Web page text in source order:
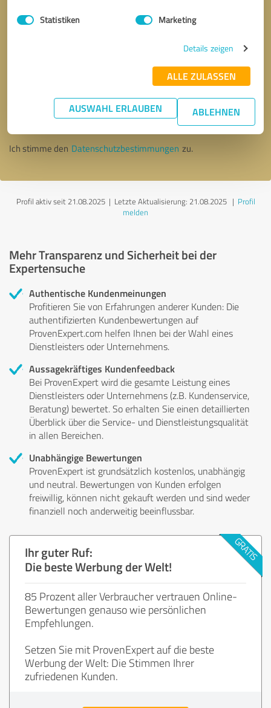
Statistiken Marketing
Details zeigen
ALLE ZULASSEN
AUSWAHL ERLAUBEN ABLEHNEN
* Erforderliche Angaben
Nachricht senden
Ich stimme den Datenschutzbestimmungen zu.
Profil aktiv seit 21.08.2025 | Letzte Aktualisierung: 21.08.2025| Profil
melden
Mehr Transparenz und Sicherheit bei der
Expertensuche
Authentische Kundenmeinungen
Profitieren Sie von Erfahrungen anderer Kunden: Die
authentifizierten Kundenbewertungen auf
ProvenExpert.com helfen Ihnen bei der Wahl eines
Dienstleisters oder Unternehmens.
Aussagekräftiges Kundenfeedback
Bei ProvenExpert wird die gesamte Leistung eines
Dienstleisters oder Unternehmens (z.B. Kundenservice,
Beratung) bewertet. So erhalten Sie einen detaillierten
Überblick über die Service- und Dienstleistungsqualität
in allen Bereichen.
Unabhängige Bewertungen
ProvenExpert ist grundsätzlich kostenlos, unabhängig
und neutral. Bewertungen von Kunden erfolgen
freiwillig, können nicht gekauft werden und sind weder
finanziell noch anderweitig beeinflussbar.
Ihr guter Ruf:
Die beste Werbung der Welt!
85 Prozent aller Verbraucher vertrauen Online-
Bewertungen genauso wie persönlichen
Empfehlungen.
Setzen Sie mit ProvenExpert auf die beste
Werbung der Welt: Die Stimmen Ihrer
zufriedenen Kunden.